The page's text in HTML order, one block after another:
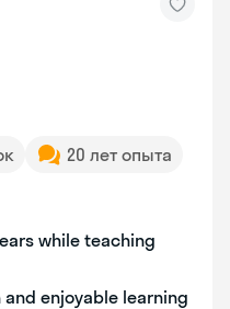
20 лет опыта
while teaching
enjoyable learning